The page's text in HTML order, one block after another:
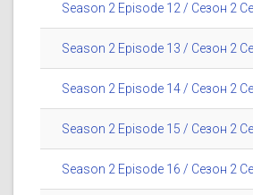
Season 2 Episode 12 / Сезон 2
Season 2 Episode 13 / Сезон 2
Season 2 Episode 14 / Сезон 2
Season 2 Episode 15 / Сезон 2
Season 2 Episode 16 / Сезон 2